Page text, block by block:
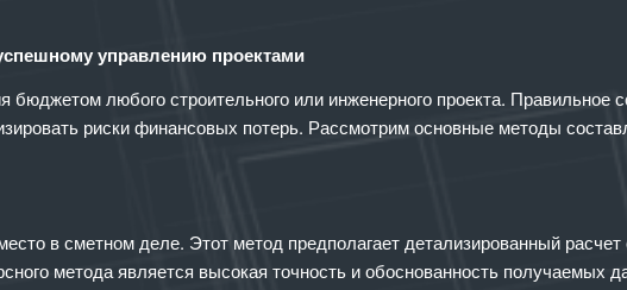
управлению проектами
любого строительного или инженерного проекта. Правильное
риски финансовых потерь. Рассмотрим основные методы
в сметном деле. Этот метод предполагает детализированный
метода является высокая точность и обоснованность получаемых